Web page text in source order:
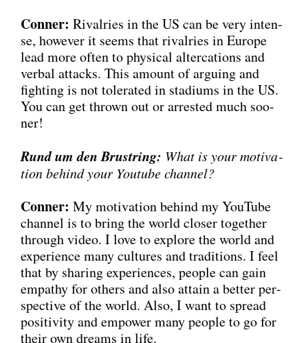
Con­ner: Rival­ries in the US can be very inten­
se, howe­ver it seems that rival­ries in Euro­pe
lead more often to phy­si­cal alter­ca­ti­ons and
ver­bal attacks. This amount of arguing and
fight­ing is not tole­ra­ted in sta­di­ums in the US.
You can get thrown out or arres­ted much soo­
ner!
Rund um den Brust­ring: What is your moti­va­
ti­on behind your You­tube chan­nel?
Con­ner: My moti­va­ti­on behind my You­Tube
chan­nel is to bring the world clo­ser tog­e­ther
through video. I love to explo­re the world and
expe­ri­ence many cul­tures and tra­di­ti­ons. I feel
that by sha­ring expe­ri­en­ces, peo­p­le can gain
empa­thy for others and also attain a bet­ter per­
spec­ti­ve of the world. Also, I want to spread
posi­ti­vi­ty and empower many peo­p­le to go for
their own dreams in life.